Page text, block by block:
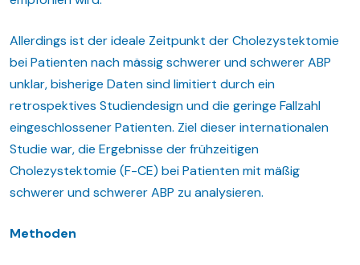
Allerdings ist der ideale Zeitpunkt der Cholezystektomie
bei Patienten nach mässig schwerer und schwerer ABP
unklar, bisherige Daten sind limitiert durch ein
retrospektives Studiendesign und die geringe Fallzahl
eingeschlossener Patienten. Ziel dieser internationalen
Studie war, die Ergebnisse der frühzeitigen
Cholezystektomie (F-CE) bei Patienten mit mäßig
schwerer und schwerer ABP zu analysieren.
Methoden